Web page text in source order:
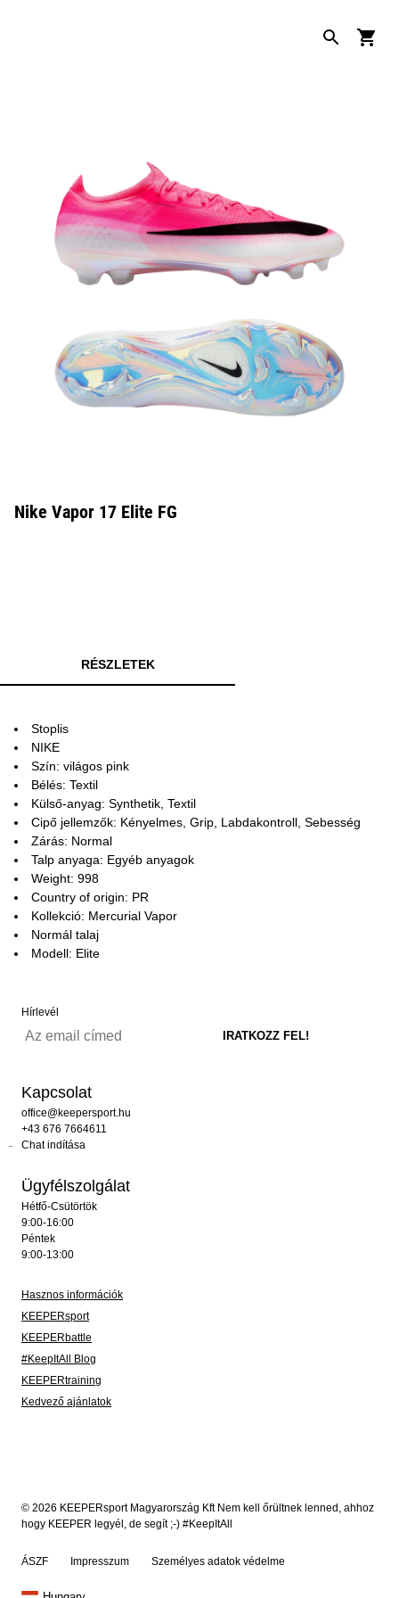
Nike Vapor 17 Elite FG
RÉSZLETEK
Stoplis
NIKE
Szín: világos pink
Bélés: Textil
Külső-anyag: Synthetik, Textil
Cipő jellemzők: Kényelmes, Grip, Labdakontroll, Sebesség
Zárás: Normal
Talp anyaga: Egyéb anyagok
Weight: 998
Country of origin: PR
Kollekció: Mercurial Vapor
Normál talaj
Modell: Elite
Hírlevél
Kapcsolat
office@keepersport.hu
+43 676 7664611
Chat indítása
Ügyfélszolgálat
Hétfő-Csütörtök
9:00-16:00
Péntek
9:00-13:00
Hasznos információk
KEEPERsport
KEEPERbattle
#KeepItAll Blog
KEEPERtraining
Kedvező ajánlatok
© 2026 KEEPERsport Magyarország Kft Nem kell őrültnek lenned, ahhoz
hogy KEEPER legyél, de segít ;-) #KeepItAll
ÁSZF Impresszum Személyes adatok védelme